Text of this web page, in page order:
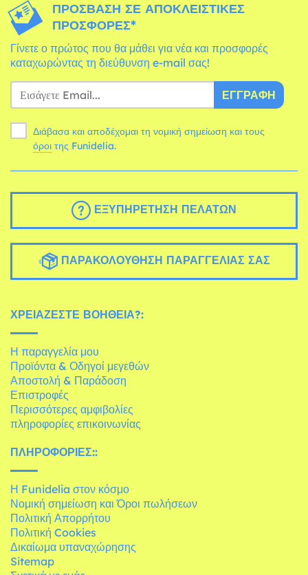
ΠΡΌΣΒΑΣΗ ΣΕ ΑΠΟΚΛΕΙΣΤΙΚΈΣ
ΠΡΟΣΦΟΡΈΣ*
Γίνετε ο πρώτος που θα μάθει για νέα και προσφορές
καταχωρώντας τη διεύθυνση e-mail σας!
ΕΓΓΡΑΦΉ
Διάβασα και αποδέχομαι τη νομική σημείωση και τους
όροι της Funidelia.
ΕΞΥΠΗΡΈΤΗΣΗ ΠΕΛΑΤΏΝ
ΠΑΡΑΚΟΛΟΎΘΗΣΗ ΠΑΡΑΓΓΕΛΊΑΣ ΣΑΣ
ΧΡΕΙΆΖΕΣΤΕ ΒΟΉΘΕΙΑ?:
Η παραγγελία μου
Προϊόντα & Οδηγοί μεγεθών
Αποστολή & Παράδοση
Επιστροφές
Περισσότερες αμφιβολίες
πληροφορίες επικοινωνίας
ΠΛΗΡΟΦΟΡΊΕΣ::
Η Funidelia στον κόσμο
Νομική σημείωση και Όροι πωλήσεων
Πολιτική Απορρήτου
Πολιτική Cookies
Δικαίωμα υπαναχώρησης
Sitemap